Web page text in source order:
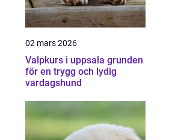
02 mars 2026
Valpkurs i uppsala grunden
för en trygg och lydig
vardagshund